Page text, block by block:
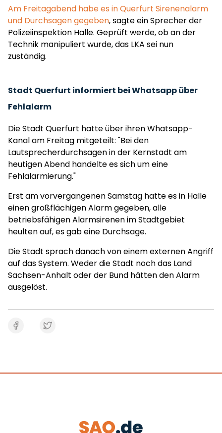
Am Freitagabend habe es in Querfurt Sirenenalarm
und Durchsagen gegeben, sagte ein Sprecher der
Polizeiinspektion Halle. Geprüft werde, ob an der
Technik manipuliert wurde, das LKA sei nun
zuständig.
Stadt Querfurt informiert bei Whatsapp über
Fehlalarm
Die Stadt Querfurt hatte über ihren Whatsapp-
Kanal am Freitag mitgeteilt: "Bei den
Lautsprecherdurchsagen in der Kernstadt am
heutigen Abend handelte es sich um eine
Fehlalarmierung."
Erst am vorvergangenen Samstag hatte es in Halle
einen großflächigen Alarm gegeben, alle
betriebsfähigen Alarmsirenen im Stadtgebiet
heulten auf, es gab eine Durchsage.
Die Stadt sprach danach von einem externen Angriff
auf das System. Weder die Stadt noch das Land
Sachsen-Anhalt oder der Bund hätten den Alarm
ausgelöst.